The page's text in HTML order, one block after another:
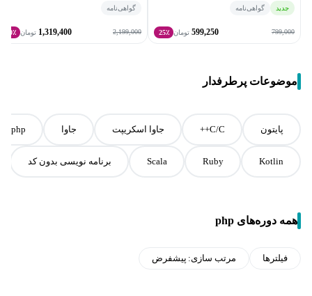
جدید گواهی‌نامه
799,000
599,250 تومان 25٪
گواهی‌نامه
2,199,000
1,319,400 تومان 40٪
موضوعات پرطرفدار
پایتون C/C++ جاوا اسکریپت جاوا php
Kotlin
Ruby
Scala برنامه نویسی بدون کد
همه دوره‌های php
فیلترها مرتب سازی: پیشفرض